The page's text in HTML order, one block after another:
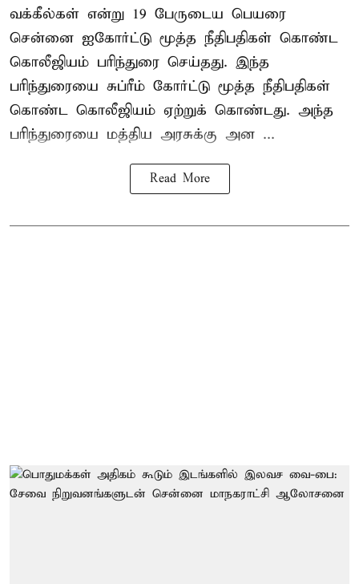
வக்கீல்கள் என்று 19 பேருடைய பெயரை
சென்னை ஐகோர்ட்டு மூத்த நீதிபதிகள் கொண்ட
கொலீஜியம் பரிந்துரை செய்தது. இந்த
பரிந்துரையை சுப்ரீம் கோர்ட்டு மூத்த நீதிபதிகள்
கொண்ட கொலீஜியம் ஏற்றுக் கொண்டது. அந்த
பரிந்துரையை மத்திய அரசுக்கு அன ...
Read More